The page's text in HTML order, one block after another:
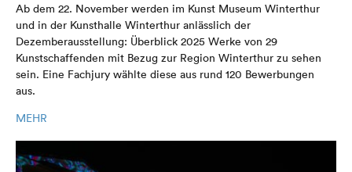
Ab dem 22. November werden im Kunst Museum Winterthur
und in der Kunsthalle Winterthur anlässlich der
Dezemberausstellung: Überblick 2025 Werke von 29
Kunstschaffenden mit Bezug zur Region Winterthur zu sehen
sein. Eine Fachjury wählte diese aus rund 120 Bewerbungen
aus.
MEHR